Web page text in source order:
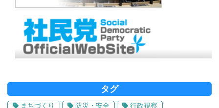
タグ
まちづくり 防災・安全
行政視察